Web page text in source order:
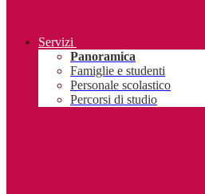
Servizi
Panoramica
Famiglie e studenti
Personale scolastico
Percorsi di studio